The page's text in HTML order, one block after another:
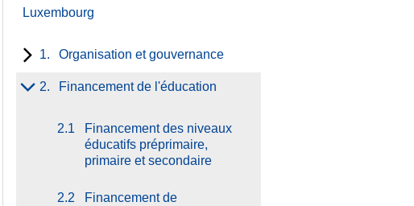
Luxembourg
1. Organisation et gouvernance
2. Financement de l'éducation
2.1
Financement des niveaux
éducatifs préprimaire,
primaire et secondaire
2.2
Financement de